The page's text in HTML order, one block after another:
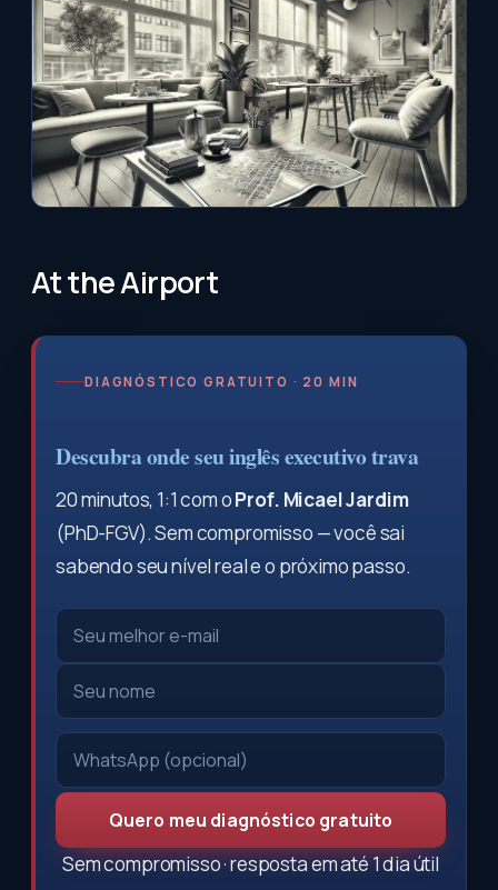
At the Airport
DIAGNÓSTICO GRATUITO · 20 MIN
Descubra onde seu inglês executivo trava
20 minutos, 1:1 com oProf. Micael Jardim
(PhD-FGV). Sem compromisso — você sai
sabendo seu nível real e o próximo passo.
Quero meu diagnóstico gratuito
Sem compromisso · resposta em até 1 dia útil